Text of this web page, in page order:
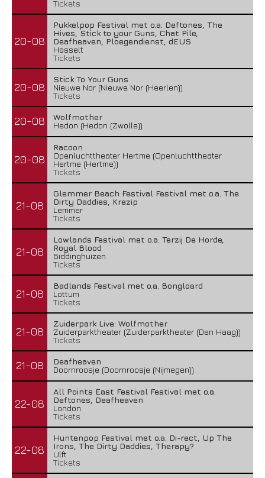
Tickets
20-08
Pukkelpop Festival met o.a. Deftones, The
Hives, Stick to your Guns, Chat Pile,
Deafheaven, Ploegendienst, dEUS
Hasselt
Tickets
20-08
Stick To Your Guns
Nieuwe Nor (Nieuwe Nor (Heerlen))
Tickets
20-08
Wolfmother
Hedon (Hedon (Zwolle))
20-08
Racoon
Openluchttheater Hertme (Openluchttheater
Hertme (Hertme))
Tickets
21-08
Glemmer Beach Festival Festival met o.a. The
Dirty Daddies, Krezip
Lemmer
Tickets
21-08
Lowlands Festival met o.a. Terzij De Horde,
Royal Blood
Biddinghuizen
Tickets
21-08
Badlands Festival met o.a. Bongloard
Lottum
Tickets
21-08
Zuiderpark Live: Wolfmother
Zuiderparktheater (Zuiderparktheater (Den Haag))
Tickets
21-08
Deafheaven
Doornroosje (Doornroosje (Nijmegen))
22-08
All Points East Festival Festival met o.a.
Deftones, Deafheaven
London
Tickets
22-08
Huntenpop Festival met o.a. Di-rect, Up The
Irons, The Dirty Daddies, Therapy?
Ulft
Tickets